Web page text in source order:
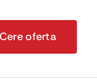
Cere oferta